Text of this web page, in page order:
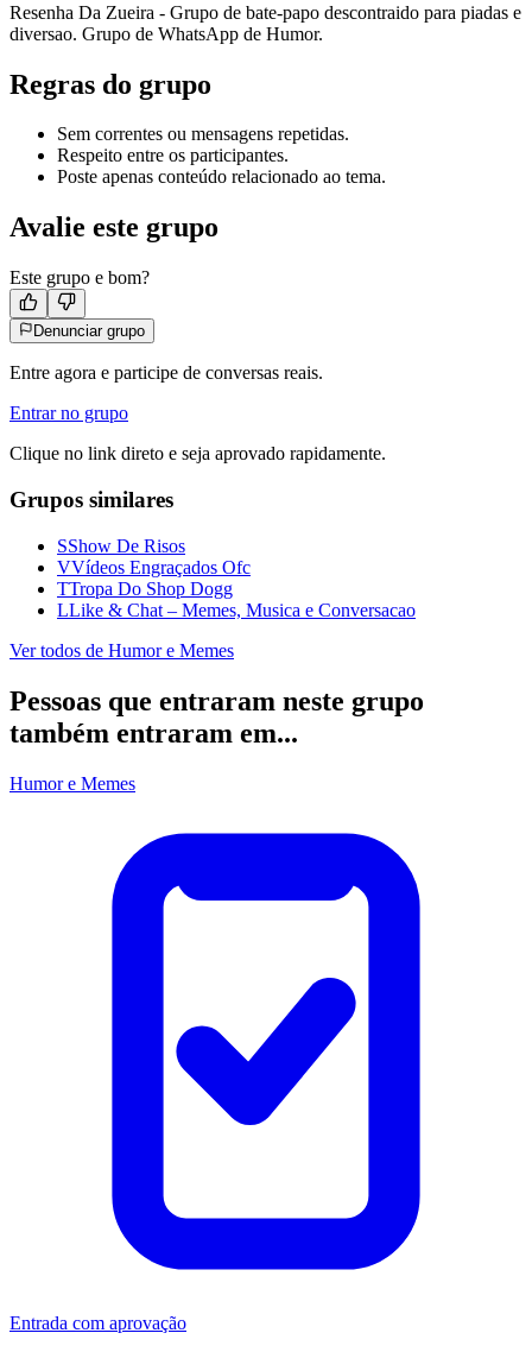
Resenha Da Zueira - Grupo de bate-papo descontraido para piadas e
diversao. Grupo de WhatsApp de Humor.
Regras do grupo
Sem correntes ou mensagens repetidas.
Respeito entre os participantes.
Poste apenas conteúdo relacionado ao tema.
Avalie este grupo
Este grupo e bom?
Denunciar grupo
Entre agora e participe de conversas reais.
Entrar no grupo
Clique no link direto e seja aprovado rapidamente.
Grupos similares
SShow De Risos
VVídeos Engraçados Ofc
TTropa Do Shop Dogg
LLike & Chat – Memes, Musica e Conversacao
Ver todos de Humor e Memes
Pessoas que entraram neste grupo
também entraram em...
Humor e Memes
Entrada com aprovação